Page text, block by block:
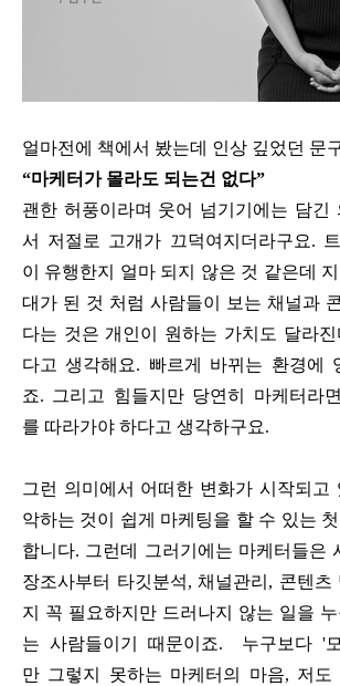
얼마전에 책에서 봤는데 인상 깊었던 문
“마케터가 몰라도 되는건 없다”
괜한 허풍이라며 웃어 넘기기에는 담긴
서 저절로 고개가 끄덕여지더라구요.
이 유행한지 얼마 되지 않은 것 같은데
대가 된 것 처럼 사람들이 보는 채널과
다는 것은 개인이 원하는 가치도 달라
다고 생각해요. 빠르게 바뀌는 환경에
죠. 그리고 힘들지만 당연히 마케터라
를 따라가야 하다고 생각하구요.
그런 의미에서 어떠한 변화가 시작되고
악하는 것이 쉽게 마케팅을 할 수 있는
합니다. 그런데 그러기에는 마케터들은
장조사부터 타깃분석, 채널관리, 콘텐츠
지 꼭 필요하지만 드러나지 않는 일을
는 사람들이기 때문이죠. 누구보다 '
만 그렇지 못하는 마케터의 마음, 저도